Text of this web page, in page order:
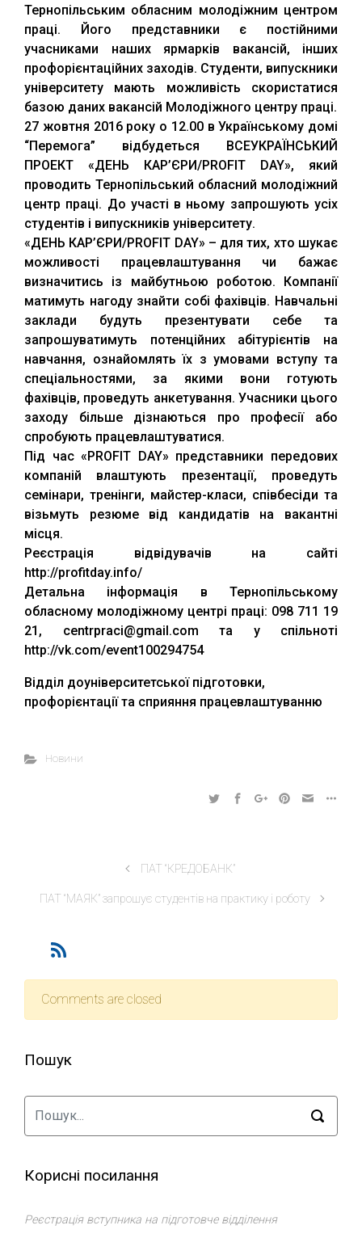
Тернопільським обласним молодіжним центром
праці. Його представники є постійними
учасниками наших ярмарків вакансій, інших
профорієнтаційних заходів. Студенти, випускники
університету мають можливість скористатися
базою даних вакансій Молодіжного центру праці.
27 жовтня 2016 року о 12.00 в Українському домі
“Перемога” відбудеться ВСЕУКРАЇНСЬКИЙ
ПРОЕКТ «ДЕНЬ КАР’ЄРИ/PROFIT DAY», який
проводить Тернопільський обласний молодіжний
центр праці. До участі в ньому запрошують усіх
студентів і випускників університету.
«ДЕНЬ КАР’ЄРИ/PROFIT DAY» – для тих, хто шукає
можливості працевлаштування чи бажає
визначитись із майбутньою роботою. Компанії
матимуть нагоду знайти собі фахівців. Навчальні
заклади будуть презентувати себе та
запрошуватимуть потенційних абітурієнтів на
навчання, ознайомлять їх з умовами вступу та
спеціальностями, за якими вони готують
фахівців, проведуть анкетування. Учасники цього
заходу більше дізнаються про професії або
спробують працевлаштуватися.
Під час «PROFIT DAY» представники передових
компаній влаштують презентації, проведуть
семінари, тренінги, майстер-класи, співбесіди та
візьмуть резюме від кандидатів на вакантні
місця.
Реєстрація відвідувачів на сайті
http://profitday.info/
Детальна інформація в Тернопільському
обласному молодіжному центрі праці: 098 711 19
21, centrpraci@gmail.com та у спільноті
http://vk.com/event100294754
​Відділ доуніверситетської підготовки,
профорієнтації та сприяння працевлаштуванню
Новини
ПАТ “КРЕДОБАНК”
ПАТ “МАЯК” запрошує студентів на практику і роботу
Comments are closed
Пошук
Корисні посилання
Реєстрація вступника на підготовче відділення